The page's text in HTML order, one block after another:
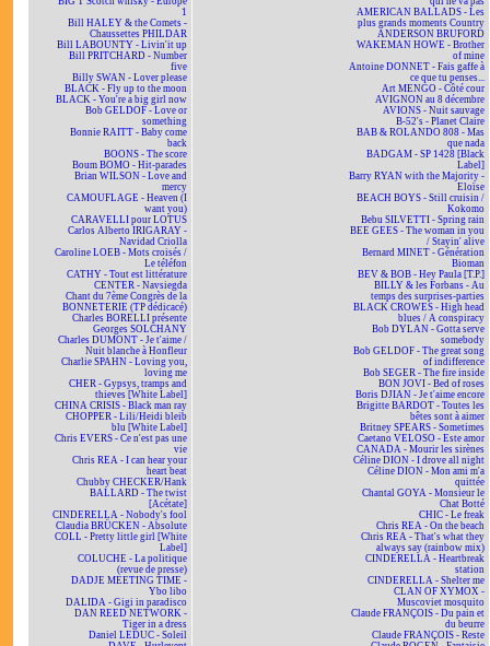
1
Bill HALEY & the Comets -
Chaussettes PHILDAR
Bill LABOUNTY - Livin'it up
Bill PRITCHARD - Number
five
Billy SWAN - Lover please
BLACK - Fly up to the moon
BLACK - You're a big girl now
Bob GELDOF - Love or
something
Bonnie RAITT - Baby come
back
BOONS - The score
Boum BOMO - Hit-parades
Brian WILSON - Love and
mercy
CAMOUFLAGE - Heaven (I
want you)
CARAVELLI pour LOTUS
Carlos Alberto IRIGARAY -
Navidad Criolla
Caroline LOEB - Mots croisés /
Le téléfon
CATHY - Tout est littérature
CENTER - Navsiegda
Chant du 7ème Congrès de la
BONNETERIE (TP dédicacé)
Charles BORELLI présente
Georges SOLCHANY
Charles DUMONT - Je t'aime /
Nuit blanche à Honfleur
Charlie SPAHN - Loving you,
loving me
CHER - Gypsys, tramps and
thieves [White Label]
CHINA CRISIS - Black man ray
CHOPPER - Lili/Heidi bleib
blu [White Label]
Chris EVERS - Ce n'est pas une
vie
Chris REA - I can hear your
heart beat
Chubby CHECKER/Hank
BALLARD - The twist
[Acétate]
CINDERELLA - Nobody's fool
Claudia BRÜCKEN - Absolute
COLL - Pretty little girl [White
Label]
COLUCHE - La politique
(revue de presse)
DADJE MEETING TIME -
Ybo libo
DALIDA - Gigi in paradisco
DAN REED NETWORK -
Tiger in a dress
Daniel LEDUC - Soleil
AMERICAN BALLADS - Les
plus grands moments Country
ANDERSON BRUFORD
WAKEMAN HOWE - Brother
of mine
Antoine DONNET - Fais gaffe à
ce que tu penses...
Art MENGO - Côté cour
AVIGNON au 8 décembre
AVIONS - Nuit sauvage
B-52's - Planet Claire
BAB & ROLANDO 808 - Mas
que nada
BADGAM - SP 1428 [Black
Label]
Barry RYAN with the Majority -
Eloïse
BEACH BOYS - Still cruisin /
Kokomo
Bebu SILVETTI - Spring rain
BEE GEES - The woman in you
/ Stayin' alive
Bernard MINET - Génération
Bioman
BEV & BOB - Hey Paula [T.P.]
BILLY & les Forbans - Au
temps des surprises-parties
BLACK CROWES - High head
blues / A conspiracy
Bob DYLAN - Gotta serve
somebody
Bob GELDOF - The great song
of indifference
Bob SEGER - The fire inside
BON JOVI - Bed of roses
Boris DJIAN - Je t'aime encore
Brigitte BARDOT - Toutes les
bêtes sont à aimer
Britney SPEARS - Sometimes
Caetano VELOSO - Este amor
CANADA - Mourir les sirènes
Céline DION - I drove all night
Céline DION - Mon ami m'a
quittée
Chantal GOYA - Monsieur le
Chat Botté
CHIC - Le freak
Chris REA - On the beach
Chris REA - That's what they
always say (rainbow mix)
CINDERELLA - Heartbreak
station
CINDERELLA - Shelter me
CLAN OF XYMOX -
Muscoviet mosquito
Claude FRANÇOIS - Du pain et
du beurre
Claude FRANÇOIS - Reste